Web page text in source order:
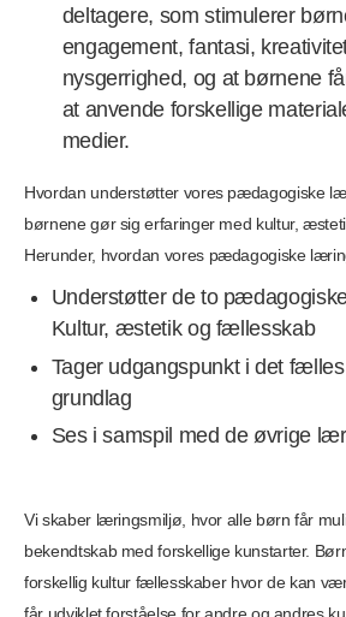
deltagere, som stimulerer
engagement, fantasi,
nysgerrighed, og at børnene
at anvende forskellige
medier.
Hvordan understøtter vores pædagogiske
børnene gør sig erfaringer med kultur,
Herunder, hvordan vores pædagogiske
Understøtter de to
Kultur, æstetik og fællesskab
Tager udgangspunkt i det
grundlag
Ses i samspil med de øvrige
Vi skaber læringsmiljø, hvor alle børn får
bekendtskab med forskellige kunstarter.
forskellig kultur fællesskaber hvor de kan